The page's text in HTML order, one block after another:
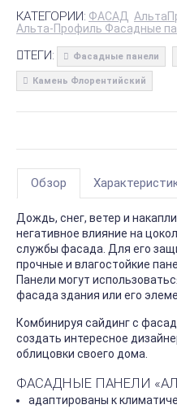
КАТЕГОРИИ: ФАСАД
Альта-Профиль Фасадные
ТЕГИ: Фасадные панели
Камень Флорентийский
Обзор
Дождь, снег, ветер и
негативное влияние на
службы фасада. Для его
прочные и влагостойкие
Панели могут
фасада здания или его
Комбинируя сайдинг с
создать интересное
облицовки своего дома.
ФАСАДНЫЕ ПАНЕЛИ
адаптированы к